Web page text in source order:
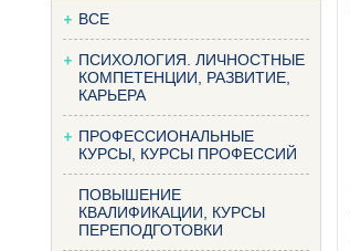
ВСЕ
ПСИХОЛОГИЯ. ЛИЧНОСТНЫЕ
КОМПЕТЕНЦИИ, РАЗВИТИЕ,
КАРЬЕРА
ПРОФЕССИОНАЛЬНЫЕ
КУРСЫ, КУРСЫ ПРОФЕССИЙ
ПОВЫШЕНИЕ
КВАЛИФИКАЦИИ, КУРСЫ
ПЕРЕПОДГОТОВКИ